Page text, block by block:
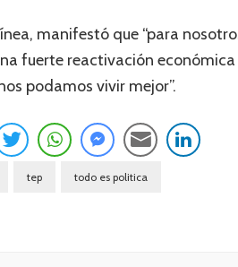
manifestó que “para
fuerte reactivación
podamos vivir mejor”.
tep todo es politica